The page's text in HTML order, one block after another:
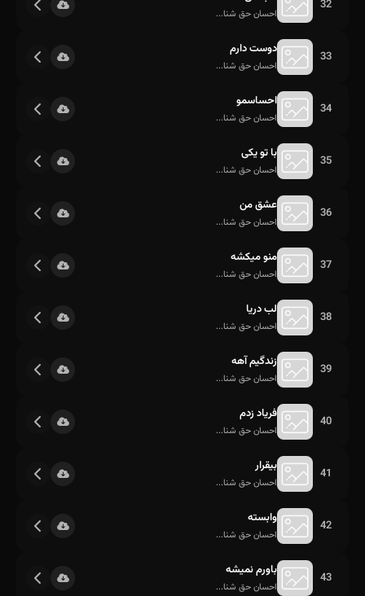
32
احسان حق شنا...
33 دوست دارم
احسان حق شنا...
34 احساسمو
احسان حق شنا...
35 با تو یکی
احسان حق شنا...
36 عشق من
احسان حق شنا...
37 منو میکشه
احسان حق شنا...
38 لب دریا
احسان حق شنا...
39 زندگیم آهه
احسان حق شنا...
40 فریاد زدم
احسان حق شنا...
41 بیقرار
احسان حق شنا...
42 وابسته
احسان حق شنا...
43 باورم نمیشه
احسان حق شنا...